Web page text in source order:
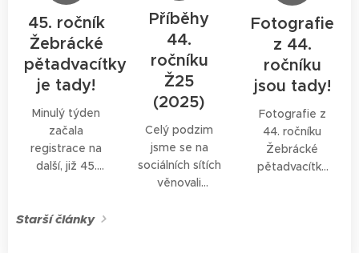
45. ročník
Žebrácké
pětadvacítky
je tady!
Minulý týden
začala
registrace na
další, již 45.
Příběhy
44.
ročníku
Ž25
(2025)
Celý podzim
jsme se na
sociálních sítích
věnovali
Fotografie
z 44.
ročníku
jsou tady!
Fotografie z
44. ročníku
Žebrácké
pětadvacítky
Starší články